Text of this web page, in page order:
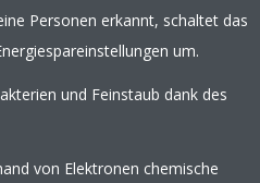
Personen erkannt, schaltet das
um.
und Feinstaub dank des
von Elektronen chemische